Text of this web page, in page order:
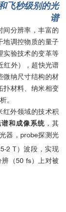
飞秒级别的光
谱
间分辨率，丰富的
地调控物质的量子
实验技术的变革等
红外），超快光谱
微纳尺寸结构的材
扑材料、纳米相变
。
红外领域的技术积
和成像系统 ，其
器，probe探测光
2 T）波段，实现
（50 fs）上对被